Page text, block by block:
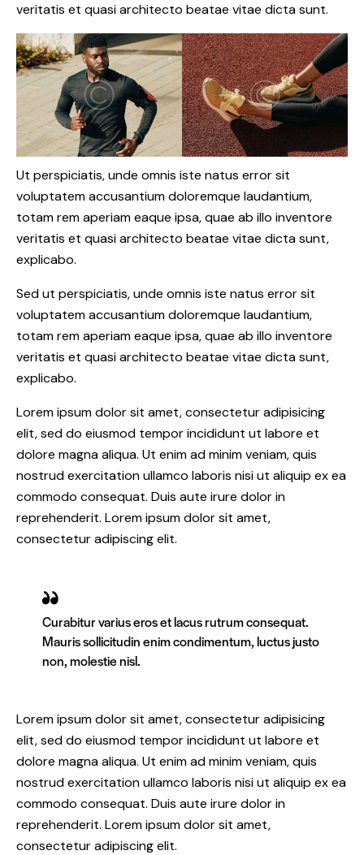
veritatis et quasi architecto beatae vitae dicta sunt.
Ut perspiciatis, unde omnis iste natus error sit
voluptatem accusantium doloremque laudantium,
totam rem aperiam eaque ipsa, quae ab illo inventore
veritatis et quasi architecto beatae vitae dicta sunt,
explicabo.
Sed ut perspiciatis, unde omnis iste natus error sit
voluptatem accusantium doloremque laudantium,
totam rem aperiam eaque ipsa, quae ab illo inventore
veritatis et quasi architecto beatae vitae dicta sunt,
explicabo.
Lorem ipsum dolor sit amet, consectetur adipisicing
elit, sed do eiusmod tempor incididunt ut labore et
dolore magna aliqua. Ut enim ad minim veniam, quis
nostrud exercitation ullamco laboris nisi ut aliquip ex ea
commodo consequat. Duis aute irure dolor in
reprehenderit. Lorem ipsum dolor sit amet,
consectetur adipiscing elit.
Curabitur varius eros et lacus rutrum consequat.
Mauris sollicitudin enim condimentum, luctus justo
non, molestie nisl.
Lorem ipsum dolor sit amet, consectetur adipisicing
elit, sed do eiusmod tempor incididunt ut labore et
dolore magna aliqua. Ut enim ad minim veniam, quis
nostrud exercitation ullamco laboris nisi ut aliquip ex ea
commodo consequat. Duis aute irure dolor in
reprehenderit. Lorem ipsum dolor sit amet,
consectetur adipiscing elit.